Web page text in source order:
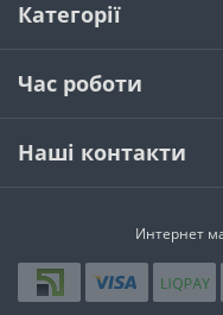
Категорії
Час роботи
Наші контакти
Интернет